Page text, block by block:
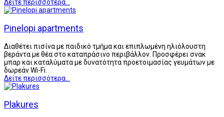
Δείτε περισσότερα...
Pinelopi apartments
Διαθέτει πισίνα με παιδικό τμήμα και επιπλωμένη ηλιόλουστη
βεράντα με θέα στο καταπράσινο περιβάλλον. Προσφέρει σνακ
μπαρ και καταλύματα με δυνατότητα προετοιμασίας γευμάτων με
δωρεάν Wi-Fi.
Δείτε περισσότερα...
Plakures